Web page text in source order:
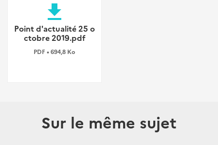
file_download
Point d'actualité 25 o
ctobre 2019.pdf
PDF • 694,8 Ko
Sur le même sujet